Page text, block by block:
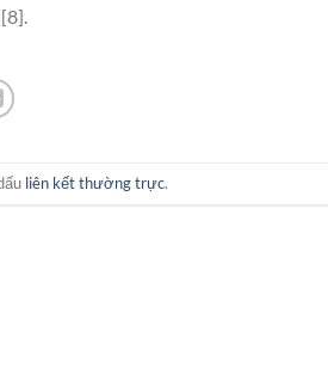
liên kết thường trực.